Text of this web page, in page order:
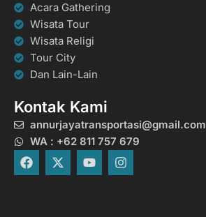
Acara Gathering
Wisata Tour
Wisata Religi
Tour City
Dan Lain-Lain
Kontak Kami
annurjayatransportasi@gmail.com
WA : +62 811 757 679
F
a
X
-
Y
o
I
n